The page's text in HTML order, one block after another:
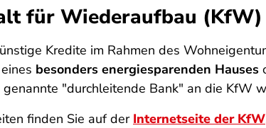
für Wiederaufbau (KfW)
Kredite im Rahmen des
besonders energiesparenden Hauses
"durchleitende Bank" an die KfW
finden Sie auf der Internetseite der KfW